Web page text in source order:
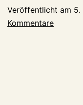
Veröffentlicht am 5.
Kommentare